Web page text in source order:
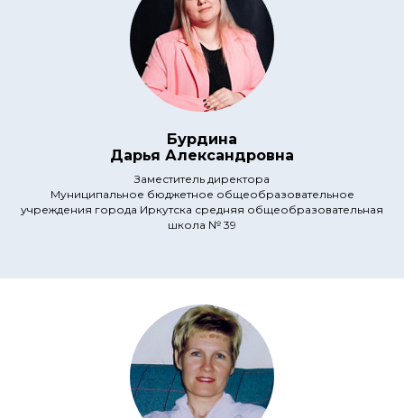
Бурдина
Дарья Александровна
Заместитель директора
Муниципальное бюджетное общеобразовательное
учреждения города Иркутска средняя общеобразовательная
школа № 39